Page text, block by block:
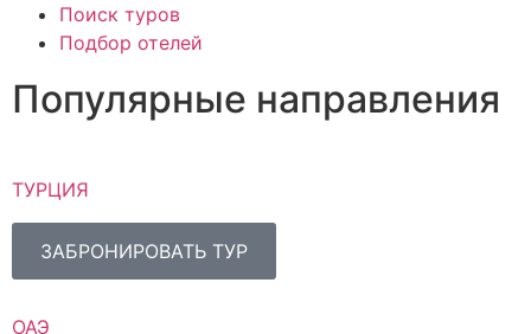
Поиск туров
Подбор отелей
Популярные направления
ТУРЦИЯ
ЗАБРОНИРОВАТЬ ТУР
ОАЭ